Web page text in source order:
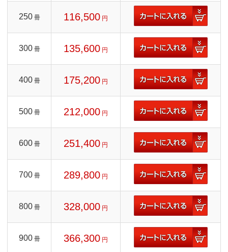
250 冊 116,500 円
300 冊 135,600 円
400 冊 175,200 円
500 冊 212,000 円
600 冊 251,400 円
700 冊 289,800 円
800 冊 328,000 円
900 冊 366,300 円